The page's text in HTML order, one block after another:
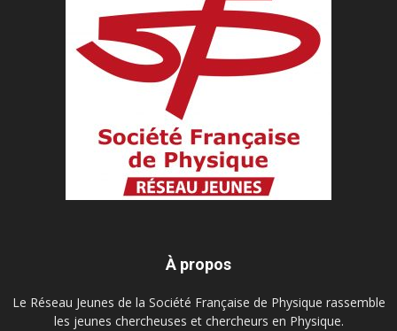
À propos
Le Réseau Jeunes de la Société Française de Physique rassemble
les jeunes chercheuses et chercheurs en Physique.